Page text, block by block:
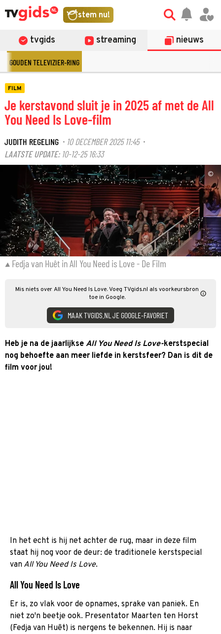
stem nu!
tvgids streaming nieuws
GOUDEN TELEVIZIER-RING
FILM
Je kerstavond sluit je in 2025 af met de All
You Need Is Love-film
JUDITH REGELING · 10 DECEMBER 2025 11:45·
LAATSTE UPDATE: 10-12-25 16:33
©
Fedja van Huêt in All You Need is Love - De Film
Mis niets over All You Need Is Love. Voeg TVgids.nl als voorkeursbron
toe in Google.
MAAK TVGIDS.NL JE GOOGLE-FAVORIET
Heb je na de jaarlijkse All You Need Is Love-kerstspecial
nog behoefte aan meer liefde in kerstsfeer? Dan is dit de
film voor jou!
In het echt is hij net achter de rug, maar in deze film
staat hij nog voor de deur: de traditionele kerstspecial
van All You Need Is Love.
All You Need Is Love
Er is, zo vlak voor de opnames, sprake van paniek. En
niet zo'n beetje ook. Presentator Maarten ten Horst
(Fedja van Huêt) is nergens te bekennen. Hij is naar